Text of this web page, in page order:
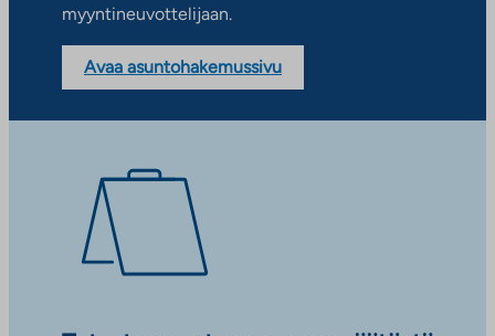
myyntineuvottelijaan.
Avaa asuntohakemussivu